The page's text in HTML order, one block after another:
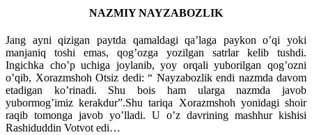
NAZMIY NAYZABOZLIK
Jang ayni qizigan paytda qamaldagi qa’laga paykon o’qi yoki
manjaniq toshi emas, qog’ozga yozilgan satrlar kelib tushdi.
Ingichka cho’p uchiga joylanib, yoy orqali yuborilgan qog’ozni
o’qib, Xorazmshoh Otsiz dedi: “ Nayzabozlik endi nazmda davom
etadigan ko’rinadi. Shu bois ham ularga nazmda javob
yubormog’imiz kerakdur”.Shu tariqa Xorazmshoh yonidagi shoir
raqib tomonga javob yo’lladi. U o’z davrining mashhur kishisi
Rashiduddin Votvot edi…